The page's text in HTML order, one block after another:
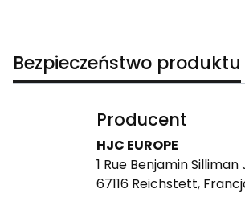
Bezpieczeństwo produktu
Producent
HJC EUROPE
1 Rue Benjamin Silliman
67116 Reichstett,